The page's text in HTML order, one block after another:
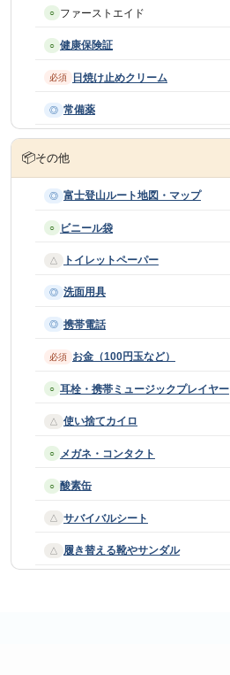
○ ファーストエイド
○ 健康保険証
必須 日焼け止めクリーム
◎ 常備薬
📦その他
◎ 富士登山ルート地図・マップ
○ ビニール袋
△ トイレットペーパー
◎ 洗面用具
◎ 携帯電話
必須 お金（100円玉など）
○ 耳栓・携帯ミュージックプレイヤー
△ 使い捨てカイロ
○ メガネ・コンタクト
○ 酸素缶
△ サバイバルシート
△ 履き替える靴やサンダル